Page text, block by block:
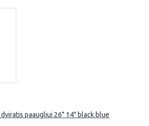
paaugliui 26" 14" black blue